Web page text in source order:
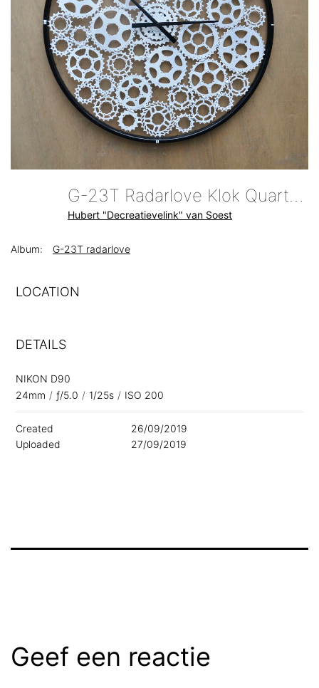
Hubert "Decreatievelink" van Soest
Album: G-23T radarlove
LOCATION
DETAILS
NIKON D90
24mm / ƒ/5.0 / 1/25s / ISO 200
Created
26/09/2019
Uploaded
27/09/2019
Geef een reactie